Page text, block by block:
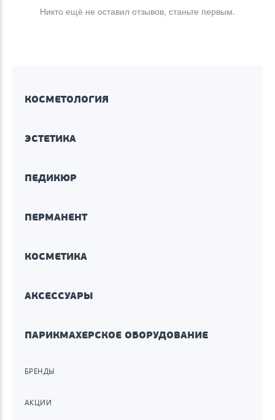
Никто ещё не оставил отзывов, станьте первым.
КОСМЕТОЛОГИЯ
ЭСТЕТИКА
ПЕДИКЮР
ПЕРМАНЕНТ
КОСМЕТИКА
АКСЕССУАРЫ
ПАРИКМАХЕРСКОЕ ОБОРУДОВАНИЕ
БРЕНДЫ
АКЦИИ